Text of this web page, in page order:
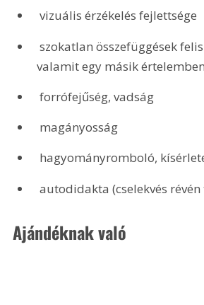
vizuális érzékelés fejlettsége
szokatlan összefüggések felismerése (meglátni
valamit egy másik
forrófejűség, vadság
magányosság
hagyományromboló,
autodidakta (cselekvés
Ajándéknak való